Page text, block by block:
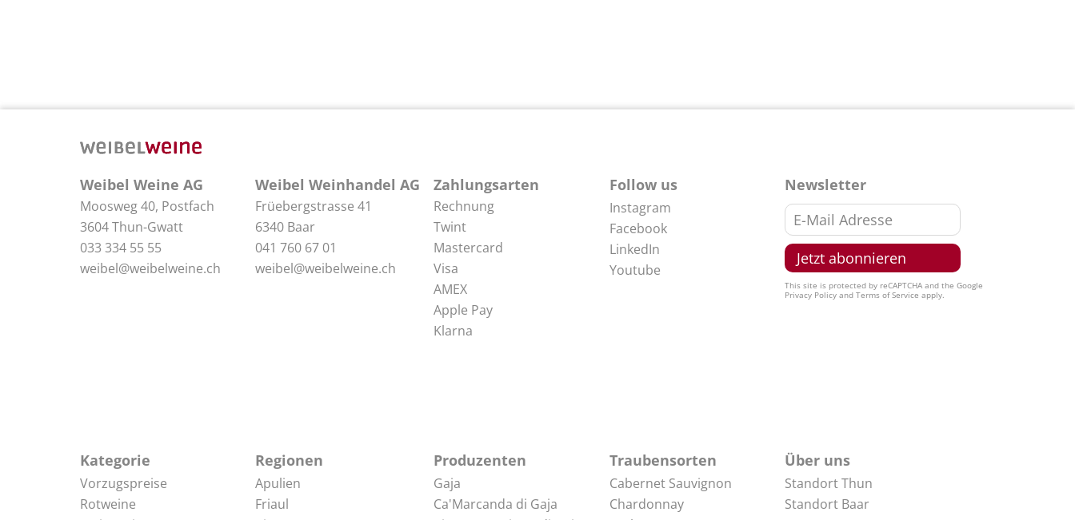
Mourvedre
Pinot Nero
Pinot Noir
Weibel Weine AG
Moosweg 40, Postfach
3604 Thun-Gwatt
033 334 55 55
weibel@weibelweine.ch
Weibel Weinhandel AG
Früebergstrasse 41
6340 Baar
041 760 67 01
weibel@weibelweine.ch
Zahlungsarten
Rechnung
Twint
Mastercard
Visa
AMEX
Apple Pay
Klarna
Follow us
Instagram
Facebook
LinkedIn
Youtube
Newsletter
This site is protected by reCAPTCHA and the Google
Privacy Policyand Terms of Service apply.
Kategorie
Vorzugspreise
Rotweine
Regionen
Apulien
Friaul
Produzenten
Gaja
Ca'Marcanda di Gaja
Traubensorten
Cabernet Sauvignon
Chardonnay
Über uns
Standort Thun
Standort Baar